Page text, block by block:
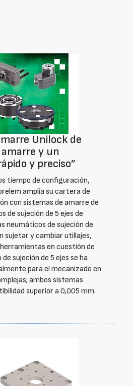
Unilock de
y un
y preciso”
tiempo de configuración,
amplía su cartera de
con sistemas de amarre de
de sujeción de 5 ejes de
neumáticos de sujeción de
sujetar y cambiar utillajes,
en cuestión de
sujeción de 5 ejes se ha
para el mecanizado en
ambos sistemas
superior a 0,005 mm.